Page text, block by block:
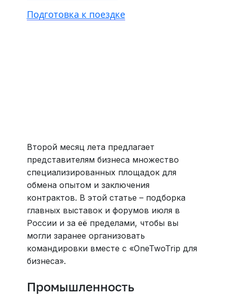
Подготовка к поездке
Второй месяц лета предлагает
представителям бизнеса множество
специализированных площадок для
обмена опытом и заключения
контрактов. В этой статье – подборка
главных выставок и форумов июля в
России и за её пределами, чтобы вы
могли заранее организовать
командировки вместе с «OneTwoTrip для
бизнеса».
Промышленность